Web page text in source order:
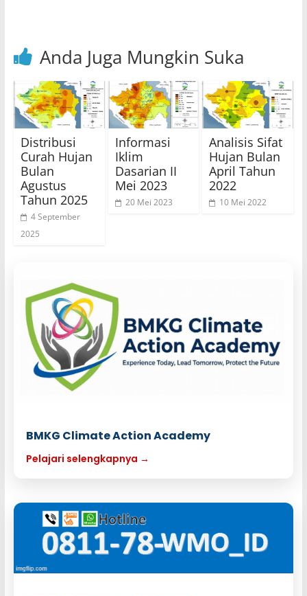
Anda Juga Mungkin Suka
Distribusi
Curah Hujan
Bulan
Agustus
Tahun 2025
4 September
2025
Informasi
Iklim
Dasarian II
Mei 2023
20 Mei 2023
Analisis Sifat
Hujan Bulan
April Tahun
2022
10 Mei 2022
BMKG Climate Action Academy
Pelajari selengkapnya →